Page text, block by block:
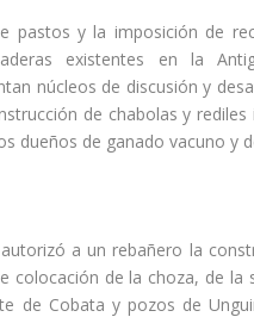
pastos y la imposición de
existentes en la
núcleos de discusión y
de chabolas y
dueños de ganado vacuno y
a un rebañero la
colocación de la choza, de
de Cobata y pozos de